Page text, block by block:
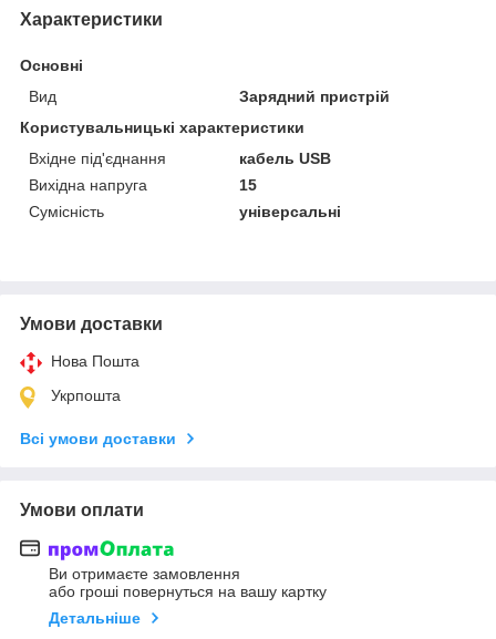
Характеристики
Основні
Вид
Зарядний пристрій
Користувальницькі характеристики
Вхідне під'єднання
кабель USB
Вихідна напруга
15
Сумісність
універсальні
Умови доставки
Нова Пошта
Укрпошта
Всі умови доставки
Умови оплати
Ви отримаєте замовлення
або гроші повернуться на вашу картку
Детальніше